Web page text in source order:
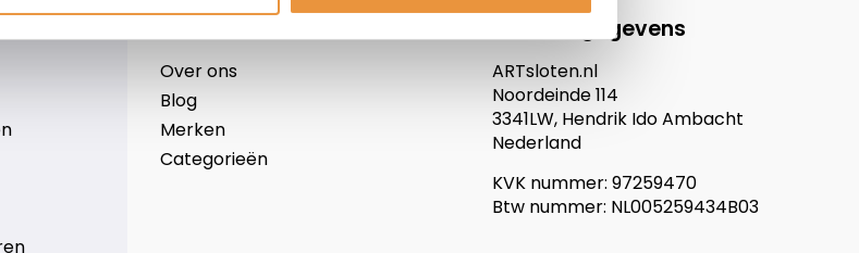
Over ons
Blog
Merken
Categorieën
Contactgegevens
ARTsloten.nl
Noordeinde 114
3341LW, Hendrik Ido Ambacht
Nederland
KVK nummer: 97259470
Btw nummer: NL005259434B03